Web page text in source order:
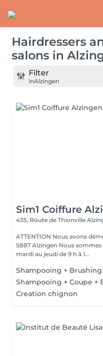
Hairdressers
salons in
Filter
inAlzingen
Sim1 Coiffure
435, Route de Thionville
ATTENTION Nous avons déménagé ! 435, Route de Thionville L-
5887 Alzingen Nous sommes ravis de pouvoir vous accueillir du
mardi au jeudi de 9 h à 1...
Shampooing + Brushing
Shampooing + Coupe +
Creation chignon